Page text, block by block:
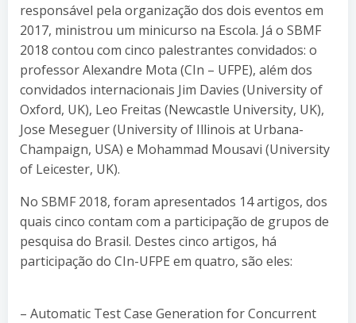
responsável pela organização dos dois eventos em
2017, ministrou um minicurso na Escola. Já o SBMF
2018 contou com cinco palestrantes convidados: o
professor Alexandre Mota (CIn – UFPE), além dos
convidados internacionais Jim Davies (University of
Oxford, UK), Leo Freitas (Newcastle University, UK),
Jose Meseguer (University of Illinois at Urbana-
Champaign, USA) e Mohammad Mousavi (University
of Leicester, UK).
No SBMF 2018, foram apresentados 14 artigos, dos
quais cinco contam com a participação de grupos de
pesquisa do Brasil. Destes cinco artigos, há
participação do CIn-UFPE em quatro, são eles:
– Automatic Test Case Generation for Concurrent